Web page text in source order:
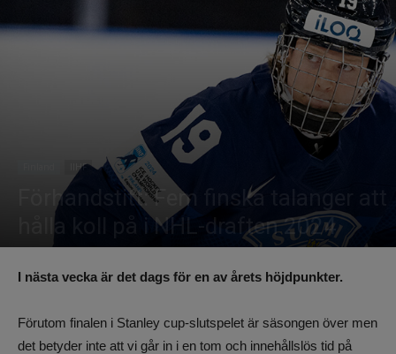
IIHF
Förhandstitt: Fem finska talanger att
hålla koll på i NHL-draften 2024
I nästa vecka är det dags för en av årets höjdpunkter.
Förutom finalen i Stanley cup-slutspelet är säsongen över men
det betyder inte att vi går in i en tom och innehållslös tid på